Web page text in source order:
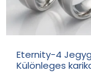
Eternity-4
Különleges